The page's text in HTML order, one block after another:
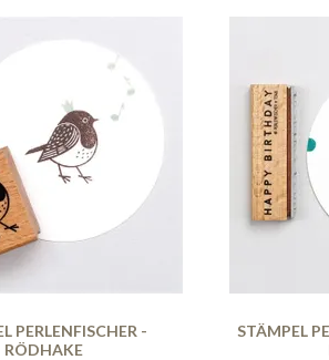
PERLENFISCHER -
RÖDHAKE
STÄMPEL